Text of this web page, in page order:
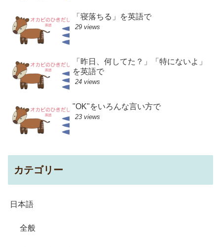
「寝落ちる」を英語で
29 views
「昨日、何してた？」「特にないよ」
を英語で
24 views
"OK"をいろんな言い方で
23 views
カテゴリー
日本語
全般